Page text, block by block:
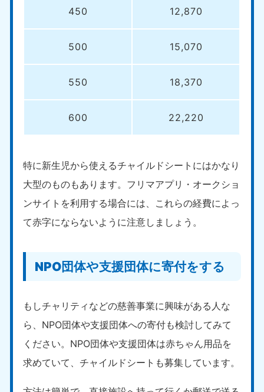
450 12,870
500 15,070
550 18,370
600 22,220
特に新生児から使えるチャイルドシートにはかなり
大型のものもあります。フリマアプリ・オークショ
ンサイトを利用する場合には、これらの経費によっ
て赤字にならないように注意しましょう。
NPO団体や支援団体に寄付をする
もしチャリティなどの慈善事業に興味がある人な
ら、NPO団体や支援団体への寄付も検討してみて
ください。NPO団体や支援団体は赤ちゃん用品を
求めていて、チャイルドシートも募集しています。
050-1881-5145
9:00〜19:00 年中無休
四国
9:00〜19:00 年中無休 9:00〜19:00 年中無休
050-1880-9896
9:00〜19:00 年中無休
050-1880-9897
9:00〜19:00 年中無休
九州・沖縄
福岡県
050-1880-9895
佐賀県
050-1880-9894
長崎県
050-1880-9891
鹿児島県
大分県
050-1880-9893
9:00〜19:00 年中無休
宮崎県
050-1880-9890
9:00〜19:00 年中無休
050-1880-9892 050-1880-9887